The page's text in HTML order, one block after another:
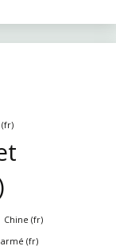
(fr)
Chine (fr)
(fr)